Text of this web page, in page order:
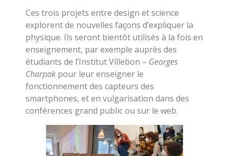
Ces trois projets entre design et science
explorent de nouvelles façons d’expliquer la
physique. Ils seront bientôt utilisés à la fois en
enseignement, par exemple auprès des
étudiants de l’Institut Villebon – Georges
Charpak pour leur enseigner le
fonctionnement des capteurs des
smartphones, et en vulgarisation dans des
conférences grand public ou sur le web.